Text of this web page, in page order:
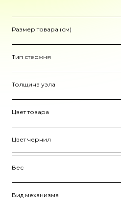
Размер товара (см)
Тип стержня
Толщина узла
Цвет товара
Цвет чернил
Вес
Вид механизма